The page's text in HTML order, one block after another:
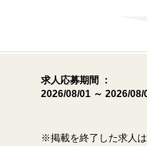
求人応募期間 ：
2026/08/01 ～ 2026/08/
※掲載を終了した求人は